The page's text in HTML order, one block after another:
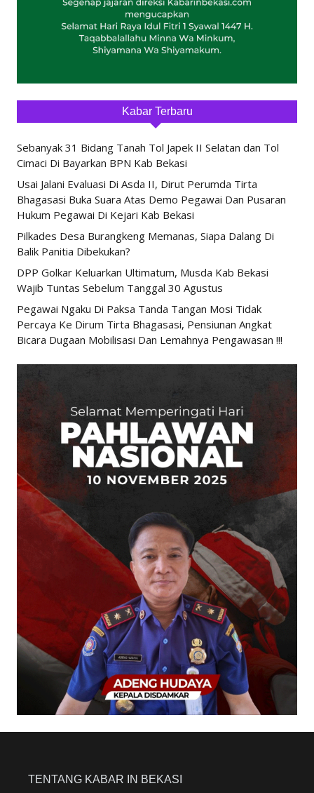
Kabar Terbaru
Sebanyak 31 Bidang Tanah Tol Japek II Selatan dan Tol
Cimaci Di Bayarkan BPN Kab Bekasi
Usai Jalani Evaluasi Di Asda II, Dirut Perumda Tirta
Bhagasasi Buka Suara Atas Demo Pegawai Dan Pusaran
Hukum Pegawai Di Kejari Kab Bekasi
Pilkades Desa Burangkeng Memanas, Siapa Dalang Di
Balik Panitia Dibekukan?
DPP Golkar Keluarkan Ultimatum, Musda Kab Bekasi
Wajib Tuntas Sebelum Tanggal 30 Agustus
Pegawai Ngaku Di Paksa Tanda Tangan Mosi Tidak
Percaya Ke Dirum Tirta Bhagasasi, Pensiunan Angkat
Bicara Dugaan Mobilisasi Dan Lemahnya Pengawasan !!!
TENTANG KABAR IN BEKASI